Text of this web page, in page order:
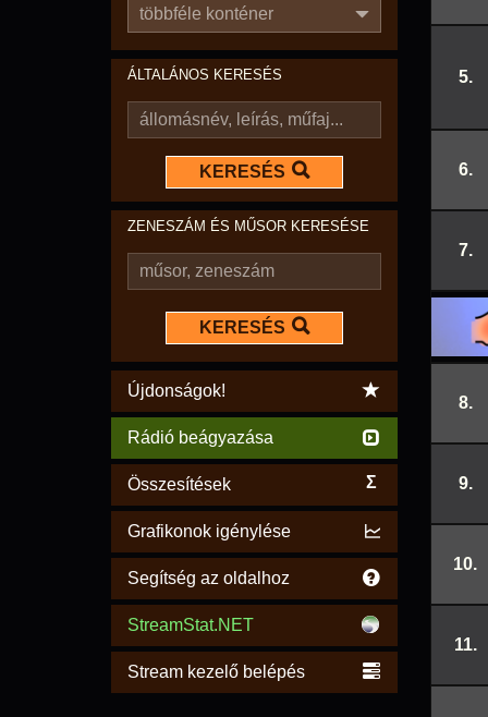
többféle konténer
ÁLTALÁNOS KERESÉS
KERESÉS
ZENESZÁM ÉS MŰSOR KERESÉSE
KERESÉS
Újdonságok!
Rádió beágyazása
Összesítések Σ
Grafikonok igénylése
Segítség az oldalhoz
StreamStat.NET
Stream kezelő belépés
5.
6.
7.
8.
9.
10.
11.